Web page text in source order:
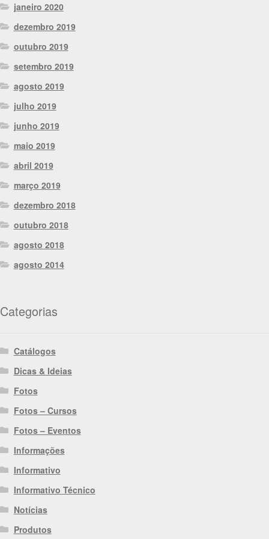
janeiro 2020
dezembro 2019
outubro 2019
setembro 2019
agosto 2019
julho 2019
junho 2019
maio 2019
abril 2019
março 2019
dezembro 2018
outubro 2018
agosto 2018
agosto 2014
Categorias
Catálogos
Dicas & Ideias
Fotos
Fotos – Cursos
Fotos – Eventos
Informações
Informativo
Informativo Técnico
Notícias
Produtos